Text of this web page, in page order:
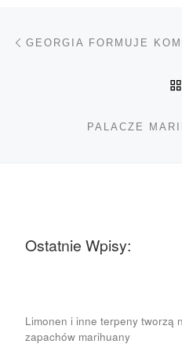
Nawigacja
PALACZE
Ostatnie Wpisy:
Limonen i inne terpeny tworzą
zapachów marihuany